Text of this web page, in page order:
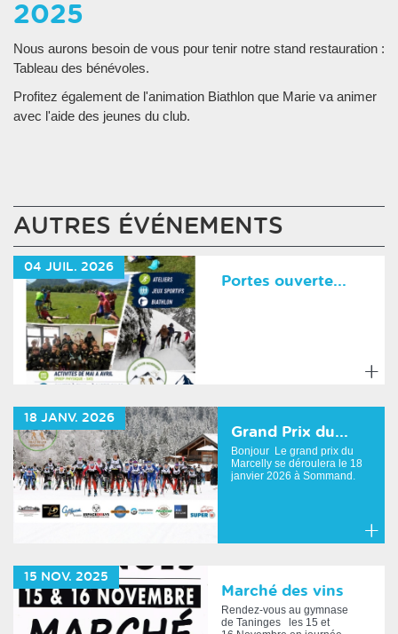
2025
Nous aurons besoin de vous pour tenir notre stand restauration :
Tableau des bénévoles.
Profitez également de l'animation Biathlon que Marie va animer
avec l'aide des jeunes du club.
AUTRES ÉVÉNEMENTS
04 JUIL. 2026
Portes ouverte...
savoir
18 JANV. 2026
Grand Prix du...
Bonjour Le grand prix du
Marcelly se déroulera le 18
janvier 2026 à Sommand.
15 NOV. 2025
Marché des vins
Rendez-vous au gymnase
de Taninges les 15 et